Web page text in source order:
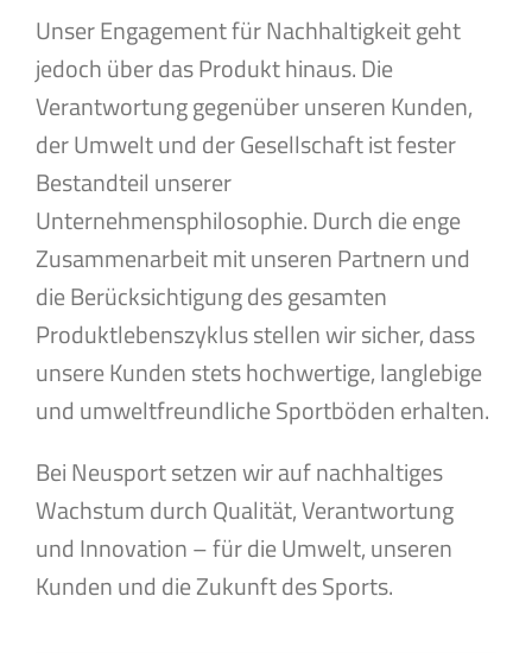
Unser Engagement für Nachhaltigkeit geht
jedoch über das Produkt hinaus. Die
Verantwortung gegenüber unseren Kunden,
der Umwelt und der Gesellschaft ist fester
Bestandteil unserer
Unternehmensphilosophie. Durch die enge
Zusammenarbeit mit unseren Partnern und
die Berücksichtigung des gesamten
Produktlebenszyklus stellen wir sicher, dass
unsere Kunden stets hochwertige, langlebige
und umweltfreundliche Sportböden erhalten.
Bei Neusport setzen wir auf nachhaltiges
Wachstum durch Qualität, Verantwortung
und Innovation – für die Umwelt, unseren
Kunden und die Zukunft des Sports.